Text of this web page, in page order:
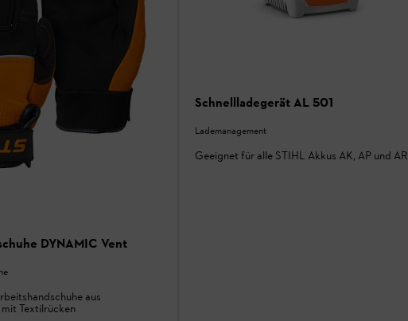
DYNAMIC Vent
aus
Textilrücken
Schnellladegerät AL 501
Lademanagement
Geeignet für alle STIHL Akkus AK, AP und AR